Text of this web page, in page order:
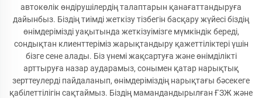
автокөлік өндірушілердің талаптарын қанағаттандыруға
дайынбыз. Біздің тиімді жеткізу тізбегін басқару жүйесі біздің
өнімдерімізді уақытында жеткізуімізге мүмкіндік береді,
сондықтан клиенттеріміз жарықтандыру қажеттіліктері үшін
бізге сене алады. Біз үнемі жақсартуға және өнімділікті
арттыруға назар аударамыз, сонымен қатар нарықтық
зерттеулерді пайдаланып, өнімдеріміздің нарықтағы бәсекеге
қабілеттілігін сақтаймыз. Біздің мамандандырылған ҒЗЖ және